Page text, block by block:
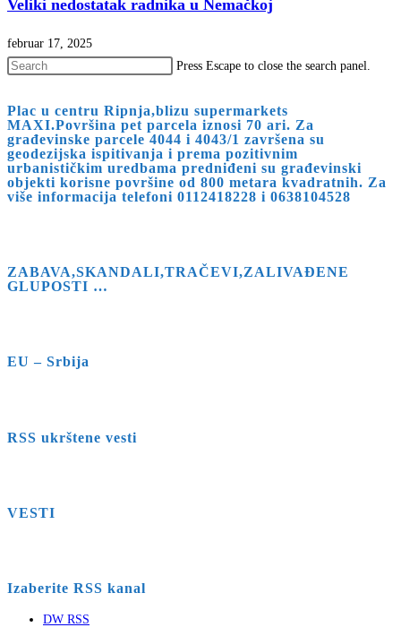
Veliki nedostatak radnika u Nemačkoj
februar 17, 2025
Press Escape to close the search panel.
Plac u centru Ripnja,blizu supermarkets
MAXI.Površina pet parcela iznosi 70 ari. Za
građevinske parcele 4044 i 4043/1 završena su
geodezijska ispitivanja i prema pozitivnim
urbanističkim uredbama predniđeni su građevinski
objekti korisne površine od 800 metara kvadratnih. Za
više informacija telefoni 0112418228 i 0638104528
ZABAVA,SKANDALI,TRAČEVI,ZALIVAĐENE
GLUPOSTI …
EU – Srbija
RSS ukrštene vesti
VESTI
Izaberite RSS kanal
DW RSS